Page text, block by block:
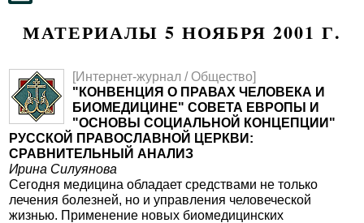
МАТЕРИАЛЫ 5 НОЯБРЯ 2001 Г.
[Интернет-журнал / Общество]
"КОНВЕНЦИЯ О ПРАВАХ ЧЕЛОВЕКА И
БИОМЕДИЦИНЕ" СОВЕТА ЕВРОПЫ И
"ОСНОВЫ СОЦИАЛЬНОЙ КОНЦЕПЦИИ"
РУССКОЙ ПРАВОСЛАВНОЙ ЦЕРКВИ:
СРАВНИТЕЛЬНЫЙ АНАЛИЗ
Ирина Силуянова
Сегодня медицина обладает средствами не только
лечения болезней, но и управления человеческой
жизнью. Применение новых биомедицинских